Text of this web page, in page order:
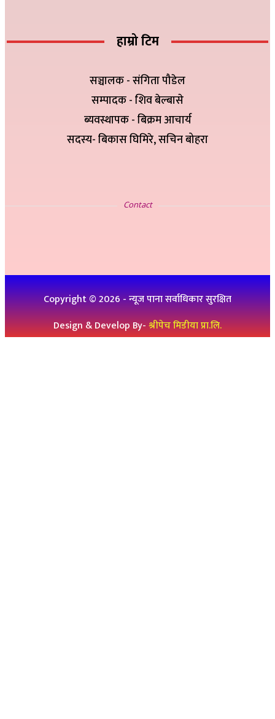
हाम्रो टिम
सञ्चालक - संगिता पौडेल
सम्पादक - शिव बेल्बासे
ब्यवस्थापक - बिक्रम आचार्य
सदस्य- बिकास घिमिरे, सचिन बोहरा
Contact
Copyright ©2026- न्यूज पाना सर्वाधिकार सुरक्षित
Design & Develop By-श्रीपेच मिडीया प्रा.लि.